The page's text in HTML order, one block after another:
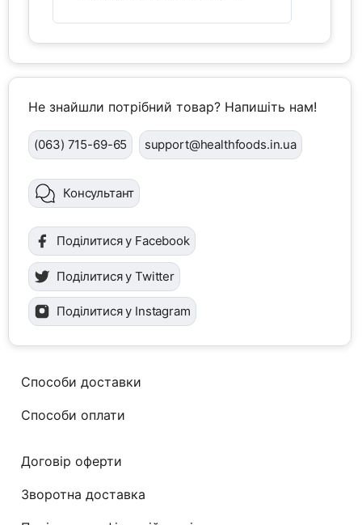
Не знайшли потрібний товар? Напишіть нам!
(063) 715-69-65 support@healthfoods.in.ua
Консультант
Поділитися у Facebook
Поділитися у Twitter
Поділитися у Instagram
Способи доставки
Способи оплати
Договір оферти
Зворотна доставка